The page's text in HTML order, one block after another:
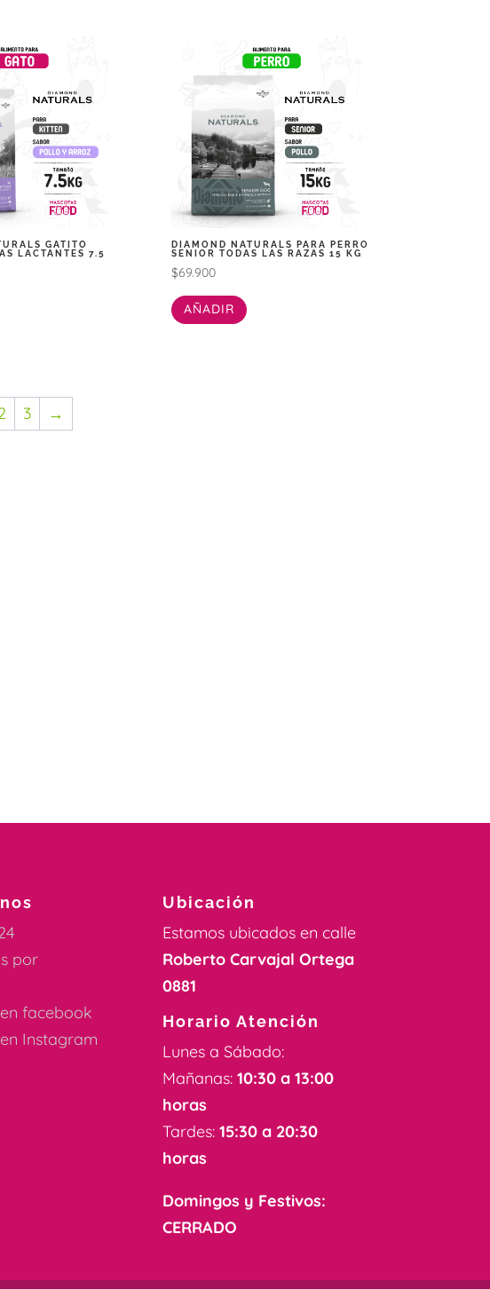
GATITO
LACTANTES 7.5
DIAMOND NATURALS PARA PERRO
SENIOR TODAS LAS RAZAS 15 KG
$69.900
AÑADIR
3 →
por
facebook
Instagram
Ubicación
Estamos ubicados en calle
Roberto Carvajal Ortega
0881
Horario Atención
Lunes a Sábado:
Mañanas: 10:30 a 13:00
horas
Tardes: 15:30 a 20:30
horas
Domingos y Festivos:
CERRADO